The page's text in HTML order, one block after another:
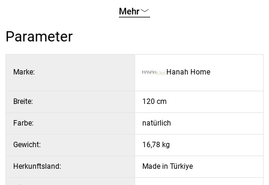
Tiefe: 29,5 cm
Höhe der Ablage: 12,1 cm
Mehr
Parameter
Marke: Hanah Home
Breite: 120 cm
Farbe: natürlich
Gewicht: 16,78 kg
Herkunftsland: Made in Türkiye